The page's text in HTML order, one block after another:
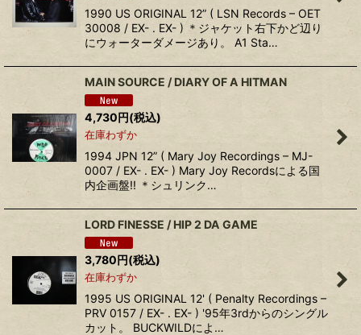
1990 US ORIGINAL 12” ( LSN Records – OET
30008 / EX- . EX- ) ＊ジャケット右下かど辺り
にウォーターダメージあり。 A1 Sta…
MAIN SOURCE / DIARY OF A HITMAN
4,730円(税込)
在庫わずか
1994 JPN 12” ( Mary Joy Recordings – MJ-
0007 / EX- . EX- ) Mary Joy Recordsによる国
内企画盤!! ＊シュリンク…
LORD FINESSE / HIP 2 DA GAME
3,780円(税込)
在庫わずか
1995 US ORIGINAL 12' ( Penalty Recordings –
PRV 0157 / EX- . EX- ) '95年3rdからのシングル
カット。 BUCKWILDによ…